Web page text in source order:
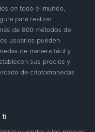
en todo el mundo,
para realizar
de 800 métodos de
usuarios pueden
de manera fácil y
sus precios y
de criptomonedas
ti